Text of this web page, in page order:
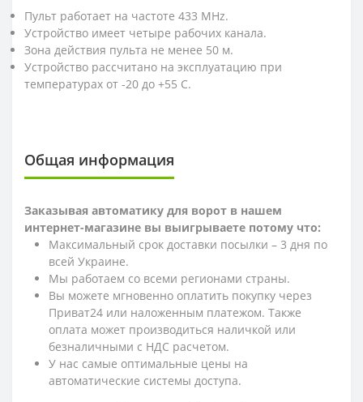
Пульт работает на частоте 433 MHz.
Устройство имеет четыре рабочих канала.
Зона действия пульта не менее 50 м.
Устройство рассчитано на эксплуатацию при
температурах от -20 до +55 С.
Общая информация
Заказывая автоматику для ворот в нашем
интернет-магазине вы выигрываете потому что:
Максимальный срок доставки посылки – 3 дня по
всей Украине.
Мы работаем со всеми регионами страны.
Вы можете мгновенно оплатить покупку через
Приват24 или наложенным платежом. Также
оплата может производиться наличкой или
безналичными с НДС расчетом.
У нас самые оптимальные цены на
автоматические системы доступа.